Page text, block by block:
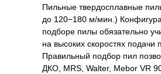
Пильные твердосплавные
до 120−180 м/мин.)
подборе пилы обязательно
на высоких скоростях
Правильный подбор пил
ДКО, MRS, Walter, Mebor VR